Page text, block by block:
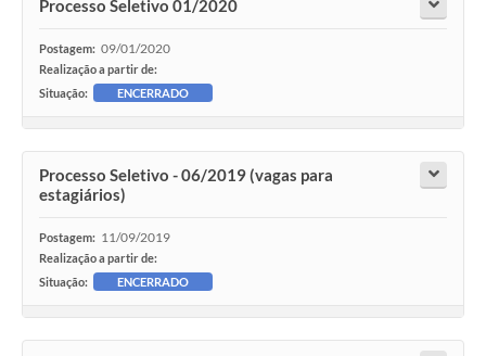
Processo Seletivo 01/2020
Postagem: 09/01/2020
Realização a partir de:
Situação:
ENCERRADO
Processo Seletivo - 06/2019 (vagas para
estagiários)
Postagem: 11/09/2019
Realização a partir de:
Situação:
ENCERRADO